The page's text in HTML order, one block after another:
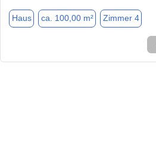
Haus ca. 100,00 m² Zimmer 4